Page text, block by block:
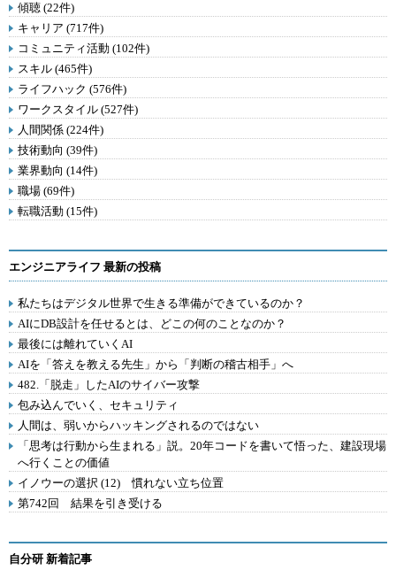
傾聴 (22件)
キャリア (717件)
コミュニティ活動 (102件)
スキル (465件)
ライフハック (576件)
ワークスタイル (527件)
人間関係 (224件)
技術動向 (39件)
業界動向 (14件)
職場 (69件)
転職活動 (15件)
エンジニアライフ 最新の投稿
私たちはデジタル世界で生きる準備ができているのか？
AIにDB設計を任せるとは、どこの何のことなのか？
最後には離れていくAI
AIを「答えを教える先生」から「判断の稽古相手」へ
482.「脱走」したAIのサイバー攻撃
包み込んでいく、セキュリティ
人間は、弱いからハッキングされるのではない
「思考は行動から生まれる」説。20年コードを書いて悟った、建設現場
へ行くことの価値
イノウーの選択 (12) 慣れない立ち位置
第742回 結果を引き受ける
自分研 新着記事